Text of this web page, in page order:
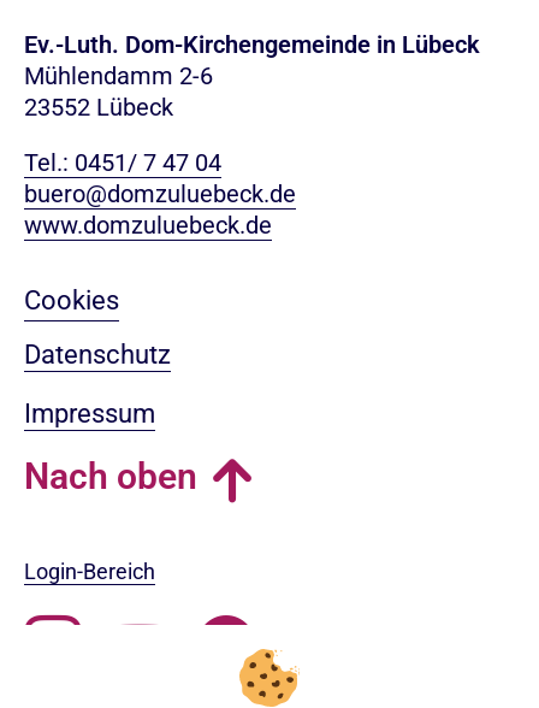
Ev.-Luth. Dom-Kirchengemeinde in Lübeck
Mühlendamm 2-6
23552 Lübeck
Tel.: 0451/ 7 47 04
buero@domzuluebeck.de
www.domzuluebeck.de
Cookies
Datenschutz
Impressum
Nach oben
Login-Bereich